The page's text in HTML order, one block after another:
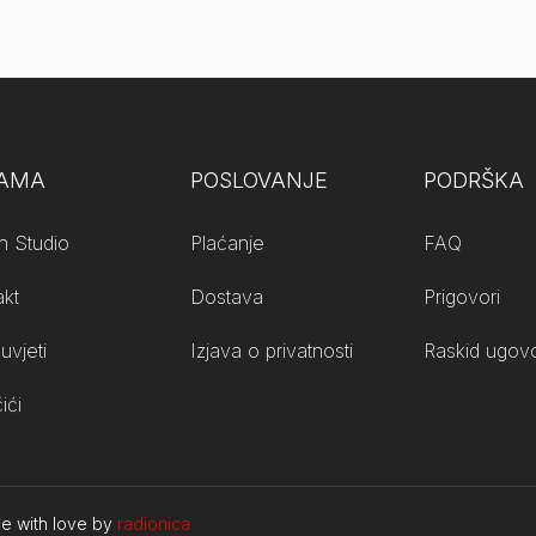
Studio
POSLOVANJE
Plaćanje
Dostava
Izjava o privatnosti
PODRŠKA
FAQ
Prigovori
Raskid
with love by radionica